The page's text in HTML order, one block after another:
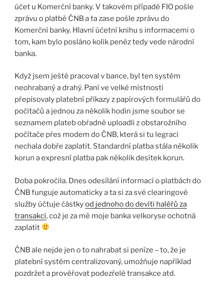
účet u Komerční banky. V takovém případě FIO pošle
zprávu o platbě ČNB a ta zase pošle zprávu do
Komerční banky. Hlavní účetní knihu s informacemi o
tom, kam bylo posláno kolik peněz tedy vede národní
banka.
Když jsem ještě pracoval v bance, byl ten systém
neohrabaný a drahý. Paní ve velké místnosti
přepisovaly platební příkazy z papírových formulářů do
počítačů a jednou za několik hodin jsme soubor se
seznamem plateb obřadně uploadli z obstarožního
počítače přes modem do ČNB, která si tu legraci
nechala dobře zaplatit. Standardní platba stála několik
korun a expresní platba pak několik desítek korun.
Doba pokročila. Dnes odesílání informací o platbách do
ČNB funguje automaticky a ta si za své clearingové
služby účtuje částkyod jednoho do devíti haléřů za
transakci, což je za mě moje banka velkoryse ochotná
zaplatit
ČNB ale nejde jen o to nahrabat si peníze – to, že je
platební systém centralizovaný, umožňuje například
pozdržet a prověřovat podezřelé transakce atd.